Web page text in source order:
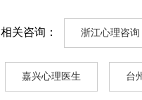
相关咨询： 浙江心理咨询
嘉兴心理医生 台